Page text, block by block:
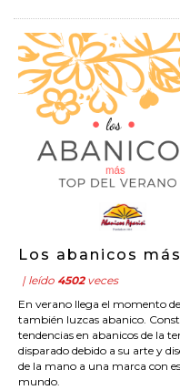
Los abanicos
| leído 4502veces
En verano llega el momento
también luzcas abanico.
tendencias en abanicos de la
disparado debido a su arte y
de la mano a una marca con
mundo.